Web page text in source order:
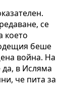
се
което
беше
война. На
в Исляма
че пита за